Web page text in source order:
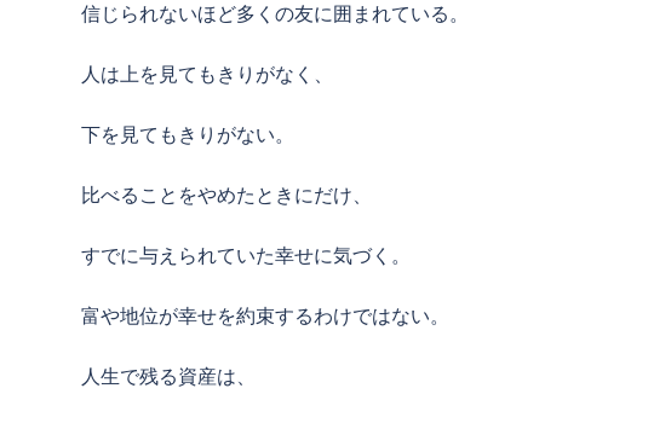
信じられないほど多くの友に囲まれている。
人は上を見てもきりがなく、
下を見てもきりがない。
比べることをやめたときにだけ、
すでに与えられていた幸せに気づく。
富や地位が幸せを約束するわけではない。
人生で残る資産は、